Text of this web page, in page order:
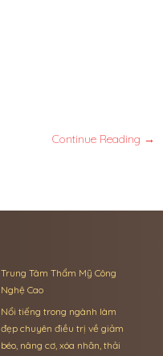
Continue Reading →
Trung Tâm Thẩm Mỹ Công
Nghệ Cao
Nổi tiếng trong ngành làm
đẹp chuyên điều trị về giảm
béo, nâng cơ, xóa nhăn, thải